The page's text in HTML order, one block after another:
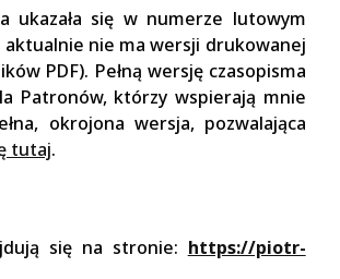
ukazała się w numerze lutowym
aktualnie nie ma wersji drukowanej
PDF). Pełną wersję czasopisma
Patronów, którzy wspierają mnie
okrojona wersja, pozwalająca
tutaj.
się na stronie: https://piotr-